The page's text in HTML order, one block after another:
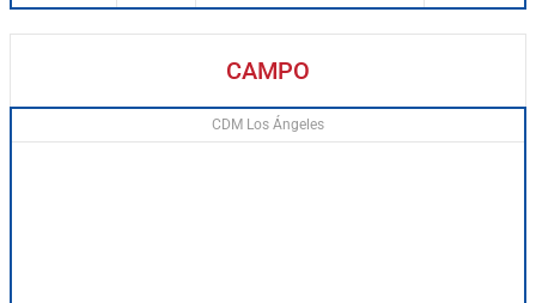
CAMPO
CDM Los Ángeles